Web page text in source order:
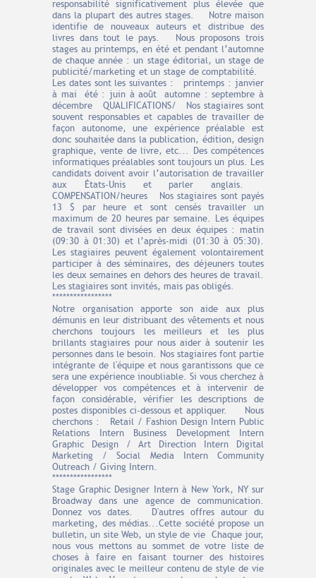
responsabilité significativement plus élevée que
dans la plupart des autres stages. Notre maison
identifie de nouveaux auteurs et distribue des
livres dans tout le pays. Nous proposons trois
stages au printemps, en été et pendant l’automne
de chaque année : un stage éditorial, un stage de
publicité/marketing et un stage de comptabilité.
Les dates sont les suivantes : printemps : janvier
à mai été : juin à août automne : septembre à
décembre QUALIFICATIONS/ Nos stagiaires sont
souvent responsables et capables de travailler de
façon autonome, une expérience préalable est
donc souhaitée dans la publication, édition, design
graphique, vente de livre, etc... Des compétences
informatiques préalables sont toujours un plus. Les
candidats doivent avoir l’autorisation de travailler
aux États-Unis et parler anglais.
COMPENSATION/heures Nos stagiaires sont payés
13 $ par heure et sont censés travailler un
maximum de 20 heures par semaine. Les équipes
de travail sont divisées en deux équipes : matin
(09:30 à 01:30) et l’après-midi (01:30 à 05:30).
Les stagiaires peuvent également volontairement
participer à des séminaires, des déjeuners toutes
les deux semaines en dehors des heures de travail.
Les stagiaires sont invités, mais pas obligés.
*****************
Notre organisation apporte son aide aux plus
démunis en leur distribuant des vêtements et nous
cherchons toujours les meilleurs et les plus
brillants stagiaires pour nous aider à soutenir les
personnes dans le besoin. Nos stagiaires font partie
intégrante de l'équipe et nous garantissons que ce
sera une expérience inoubliable. Si vous cherchez à
développer vos compétences et à intervenir de
façon considérable, vérifier les descriptions de
postes disponibles ci-dessous et appliquer. Nous
cherchons : Retail / Fashion Design Intern Public
Relations Intern Business Development Intern
Graphic Design / Art Direction Intern Digital
Marketing / Social Media Intern Community
Outreach / Giving Intern.
*****************
Stage Graphic Designer Intern à New York, NY sur
Broadway dans une agence de communication.
Donnez vos dates. D'autres offres autour du
marketing, des médias...Cette société propose un
bulletin, un site Web, un style de vie Chaque jour,
nous vous mettons au sommet de votre liste de
choses à faire en faisant tourner des histoires
originales avec le meilleur contenu de style de vie